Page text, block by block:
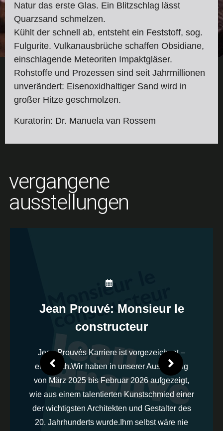
Natur das erste Glas. Ein Blitzschlag lässt
Quarzsand schmelzen.
Kühlt der schnell ab, entsteht ein Feststoff, sog.
Fulgurite. Vulkanausbrüche schaffen Obsidiane,
einschlagende Meteoriten Impaktgläser.
Rohstoffe und Prozessen sind seit Jahrmillionen
unverändert: Eisenoxidhaltiger Sand wird in
großer Hitze geschmolzen.
Kuratorin: Dr. Manuela van Rossem
vergangene
ausstellungen
Jean Prouvé: Monsieur le
constructeur
Jean Prouvés Karriere ist vorgezeichnet –
eigentlich.Wir haben in unserer Ausstellung
von März 2025 bis Februar 2026 aufgezeigt,
wie aus einem talentierten Kunstschmied einer
der wichtigsten Architekten und Gestalter des
20. Jahrhunderts wurde.Ihm selbst wäre nie